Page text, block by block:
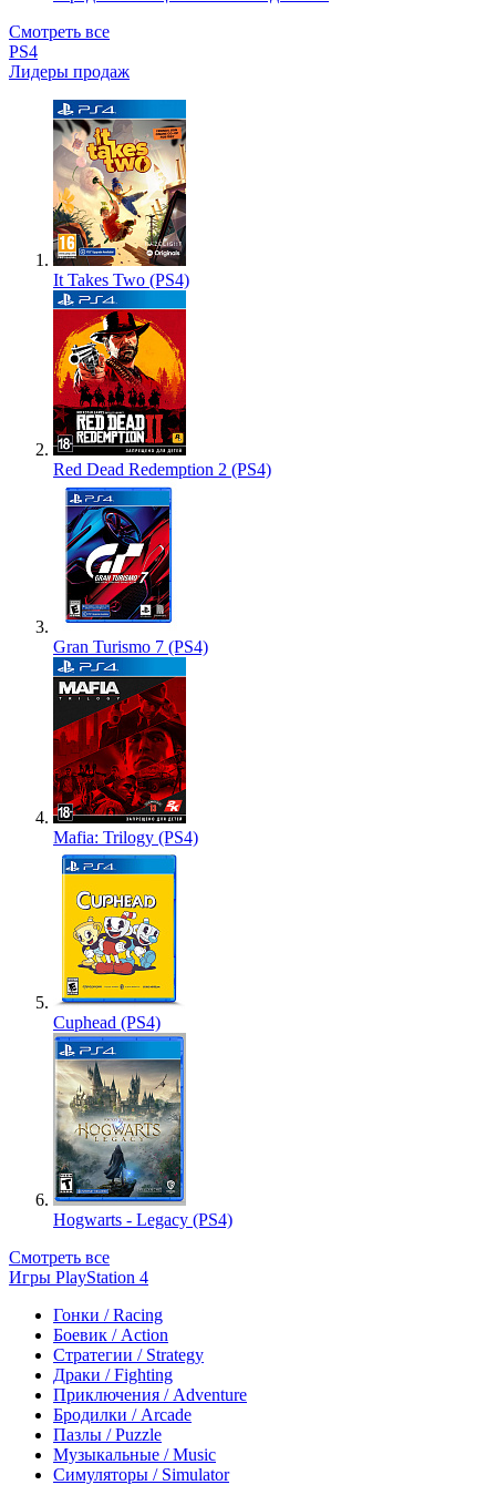
Смотреть все
PS4
Лидеры продаж
It Takes Two (PS4)
Red Dead Redemption 2 (PS4)
Gran Turismo 7 (PS4)
Mafia: Trilogy (PS4)
Cuphead (PS4)
Hogwarts - Legacy (PS4)
Смотреть все
Игры PlayStation 4
Гонки / Racing
Боевик / Action
Стратегии / Strategy
Драки / Fighting
Приключения / Adventure
Бродилки / Arcade
Пазлы / Puzzle
Музыкальные / Music
Симуляторы / Simulator